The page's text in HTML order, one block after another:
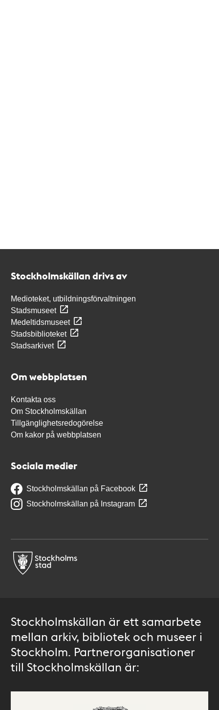
Stockholmskällan drivs av
Medioteket, utbildningsförvaltningen
Stadsmuseet
Medeltidsmuseet
Stadsbiblioteket
Stadsarkivet
Om webbplatsen
Kontakta oss
Om Stockholmskällan
Tillgänglighetsredogörelse
Om kakor på webbplatsen
Sociala medier
Stockholmskällan på Facebook
Stockholmskällan på Instagram
Stockholmskällan är ett samarbete
mellan arkiv, bibliotek och museer i
Stockholm. Partnerorganisationer
till Stockholmskällan är: